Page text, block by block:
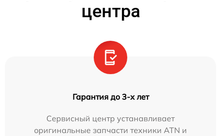
центра
Гарантия до 3-х лет
Сервисный центр устанавливает
оригинальные запчасти техники ATN и